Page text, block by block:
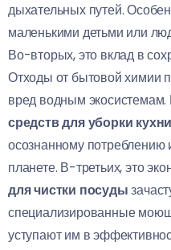
дыхательных путей.
маленькими детьми или
Во-вторых, это вклад в
Отходы от бытовой химии
вред водным
средств для уборки кухни
осознанному потреблению
планете. В-третьих, это
для чистки посуды
специализированные
уступают им в